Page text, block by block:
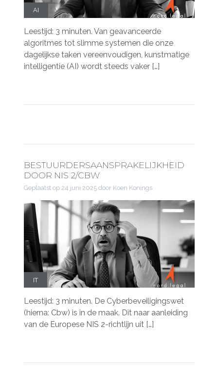
AI
Leestijd: 3 minuten. Van geavanceerde
algoritmes tot slimme systemen die onze
dagelijkse taken vereenvoudigen, kunstmatige
intelligentie (AI) wordt steeds vaker […]
BESTUURDERSAANSPRAKELIJKHEID
DOOR NIS 2/CBW
Geplaatst op 24 juni 2025door Koen Konings
IT
Leestijd: 3 minuten. De Cyberbeveiligingswet
(hierna: Cbw) is in de maak. Dit naar aanleiding
van de Europese NIS 2-richtlijn uit […]